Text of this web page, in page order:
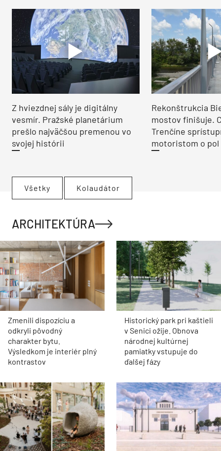
Z hviezdnej sály je digitálny
vesmír. Pražské planetárium
prešlo najväčšou premenou vo
svojej histórii
Rekonštrukcia
mostov finišuje.
Trenčíne
motoristom o pol
Všetky Kolaudátor
ARCHITEKTÚRA
Zmenili dispozíciu a
odkryli pôvodný
charakter bytu.
Výsledkom je interiér plný
kontrastov
Historický park pri kaštieli
v Senici ožije. Obnova
národnej kultúrnej
pamiatky vstupuje do
ďalšej fázy